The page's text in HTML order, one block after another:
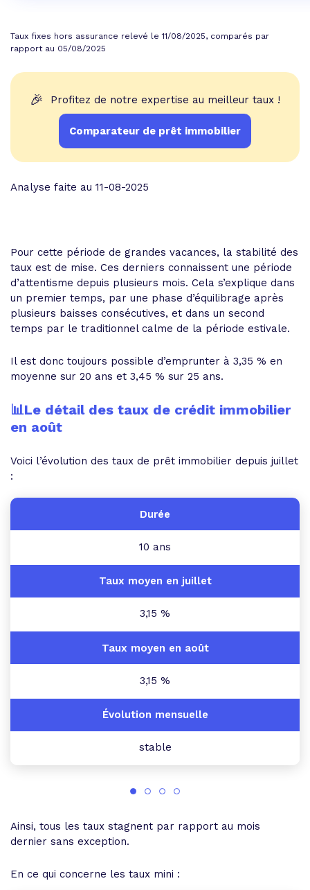
Taux fixes hors assurance relevé le 11/08/2025, comparés par
rapport au 05/08/2025
🎉 Profitez de notre expertise au meilleur taux !
Comparateur de prêt immobilier
Analyse faite au 11-08-2025
Pour cette période de grandes vacances, la stabilité des
taux est de mise. Ces derniers connaissent une période
d’attentisme depuis plusieurs mois. Cela s’explique dans
un premier temps, par une phase d’équilibrage après
plusieurs baisses consécutives, et dans un second
temps par le traditionnel calme de la période estivale.
Il est donc toujours possible d’emprunter à 3,35 % en
moyenne sur 20 ans et 3,45 % sur 25 ans.
📊Le détail des taux de crédit immobilier
en août
Voici l’évolution des taux de prêt immobilier depuis juillet
:
10 ans
3,15 %
3,15 %
stable
Ainsi, tous les taux stagnent par rapport au mois
dernier sans exception.
En ce qui concerne les taux mini :